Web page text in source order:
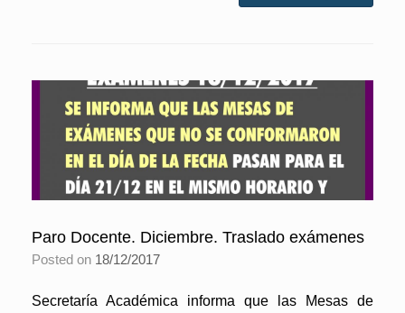
Paro Docente. Diciembre. Traslado exámenes
Posted on 18/12/2017
Secretaría Académica informa que las Mesas de